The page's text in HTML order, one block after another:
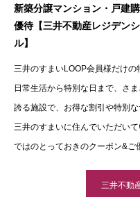
新築分譲マンション・戸建
優待【三井不動産レジデン
ル】
三井のすまいLOOP会員様だけの
日常生活から特別な日まで、さ
誇る施設で、お得な割引や特別
三井のすまいに住んでいただい
ではのとっておきのクーポン&ご
三井不動